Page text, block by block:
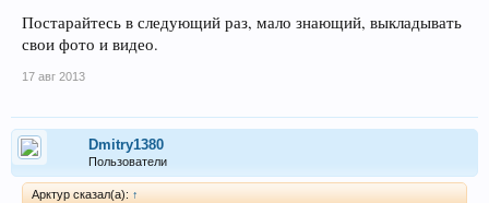
Постарайтесь в следующий раз, мало знающий, выкладывать
свои фото и видео.
17 авг 2013
Dmitry1380
Пользователи
Арктур сказал(а): ↑